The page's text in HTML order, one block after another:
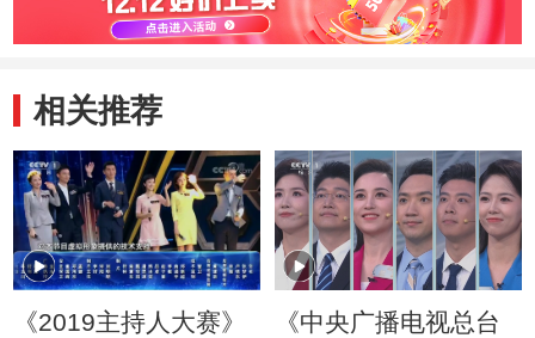
相关推荐
《2019主持人大赛》
《中央广播电视总台